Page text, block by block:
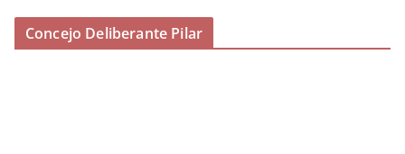
Concejo Deliberante Pilar